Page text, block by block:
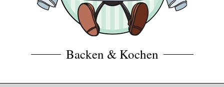
Backen & Kochen